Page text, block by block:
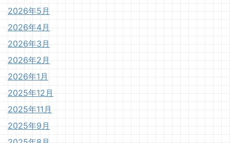
2026年5月
2026年4月
2026年3月
2026年2月
2026年1月
2025年12月
2025年11月
2025年9月